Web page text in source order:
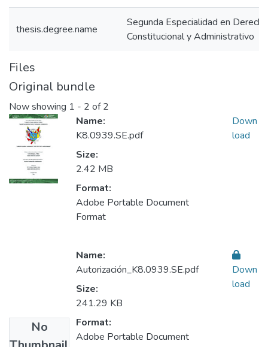
thesis.degree.name
Segunda Especialidad en Derecho
Constitucional y Administrativo
Files
Original bundle
Now showing 1 - 2 of 2
Name:
K8.0939.SE.pdf
Size:
2.42 MB
Format:
Adobe Portable Document
Format
Down
load
No
Name:
Autorización_K8.0939.SE.pdf
Size:
241.29 KB
Format:
Adobe Portable Document
Down
load